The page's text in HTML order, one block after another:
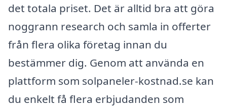
det totala priset. Det är alltid bra att göra
noggrann research och samla in offerter
från flera olika företag innan du
bestämmer dig. Genom att använda en
plattform som solpaneler-kostnad.se kan
du enkelt få flera erbjudanden som